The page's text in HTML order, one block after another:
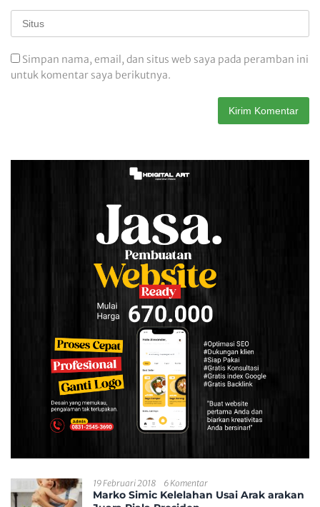
Simpan nama, email, dan situs web saya pada peramban ini
untuk komentar saya berikutnya.
19 Februari 2018 6 Komentar
Marko Simic Kelelahan Usai Arak arakan